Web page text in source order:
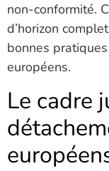
non-conformité.
d’horizon
bonnes
européens.
Le cadre